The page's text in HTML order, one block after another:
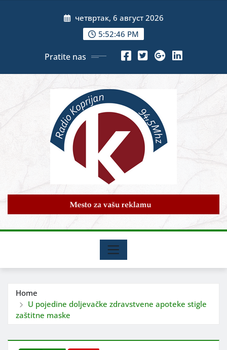
четвртак, 6 август 2026
5:52:48 PM
Pratite nas
Home
U pojedine doljevačke zdravstvene apoteke stigle
zaštitne maske